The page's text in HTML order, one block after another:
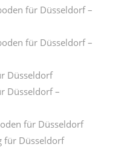
für Düsseldorf –
für Düsseldorf –
Düsseldorf
Düsseldorf –
für Düsseldorf
für Düsseldorf